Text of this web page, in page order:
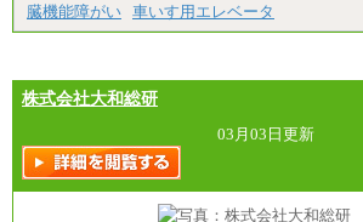
臓機能障がい 車いす用エレベータ
株式会社大和総研
03月03日更新